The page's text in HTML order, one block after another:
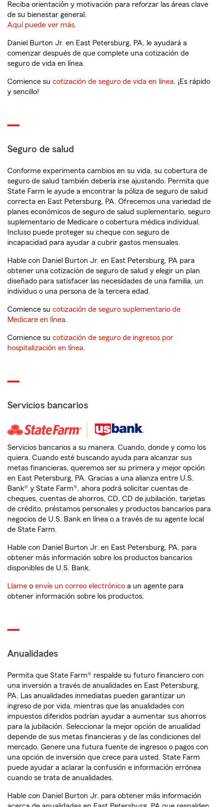
Reciba orientación y motivación para reforzar las áreas clave
de su bienestar general.
Aquí puede ver más.
Daniel Burton Jr. en East Petersburg, PA, le ayudará a
comenzar después de que complete una cotización de
seguro de vida en línea.
Comience su cotización de seguro de vida en línea. ¡Es rápido
y sencillo!
Seguro de salud
Conforme experimenta cambios en su vida, su cobertura de
seguro de salud también debería irse ajustando. Permita que
State Farm le ayude a encontrar la póliza de seguro de salud
correcta en East Petersburg, PA. Ofrecemos una variedad de
planes económicos de seguro de salud suplementario, seguro
suplementario de Medicare o cobertura médica individual.
Incluso puede proteger su cheque con seguro de
incapacidad para ayudar a cubrir gastos mensuales.
Hable con Daniel Burton Jr. en East Petersburg, PA para
obtener una cotización de seguro de salud y elegir un plan
diseñado para satisfacer las necesidades de una familia, un
individuo o una persona de la tercera edad.
Comience su cotización de seguro suplementario de
Medicare en línea.
Comience su cotización de seguro de ingresos por
hospitalización en línea.
Servicios bancarios
Servicios bancarios a su manera. Cuando, donde y como los
quiera. Cuando esté buscando ayuda para alcanzar sus
metas financieras, queremos ser su primera y mejor opción
en East Petersburg, PA. Gracias a una alianza entre U.S.
Bank® y State Farm®, ahora podrá solicitar cuentas de
cheques, cuentas de ahorros, CD, CD de jubilación, tarjetas
de crédito, préstamos personales y productos bancarios para
negocios de U.S. Bank en línea o a través de su agente local
de State Farm.
Hable con Daniel Burton Jr. en East Petersburg, PA, para
obtener más información sobre los productos bancarios
disponibles de U.S. Bank.
Llame o envíe un correo electrónico a un agente para
obtener información sobre los productos.
Anualidades
Permita que State Farm® respalde su futuro financiero con
una inversión a través de anualidades en East Petersburg,
PA. Las anualidades inmediatas pueden garantizar un
ingreso de por vida, mientras que las anualidades con
impuestos diferidos podrían ayudar a aumentar sus ahorros
para la jubilación. Seleccionar la mejor opción de anualidad
depende de sus metas financieras y de las condiciones del
mercado. Genere una futura fuente de ingresos o pagos con
una opción de inversión que crece para usted. State Farm
puede ayudar a aclarar la confusión e información errónea
cuando se trata de anualidades.
Hable con Daniel Burton Jr. para obtener más información